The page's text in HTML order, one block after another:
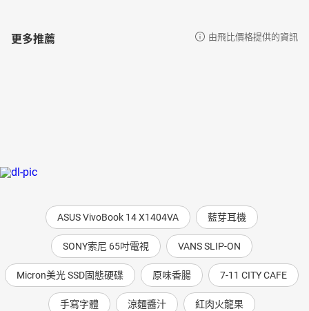
更多推薦 由飛比價格提供的資訊
ASUS VivoBook 14 X1404VA 藍芽耳機
SONY索尼 65吋電視 VANS SLIP-ON
Micron美光 SSD固態硬碟 原味香腸 7-11 CITY CAFE
手寫字體 涼麵醬汁 紅肉火龍果